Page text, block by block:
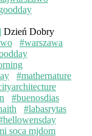
Dzień Dobry
#warszawa
#mathernature
#buenosdias
#labasrytas